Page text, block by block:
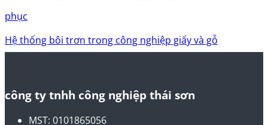
phục
Hệ thống bôi trơn trong công nghiệp giấy và gỗ
công ty tnhh công nghiệp thái sơn
MST: 0101865056